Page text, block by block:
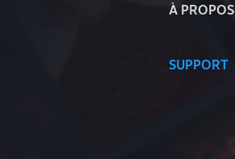
À PROPOS
SUPPORT